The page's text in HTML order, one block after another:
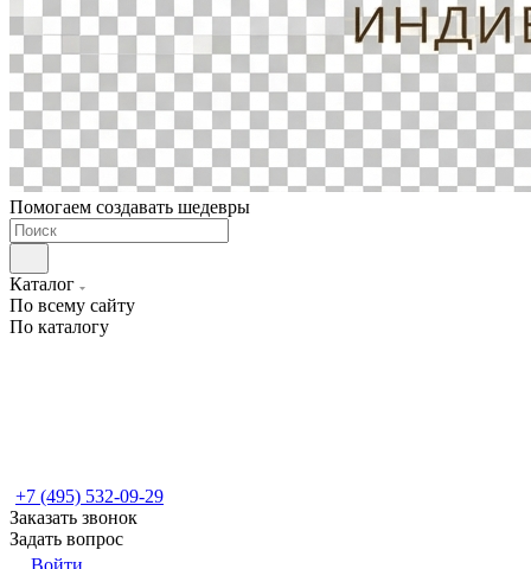
Помогаем создавать шедевры
Каталог
По всему сайту
По каталогу
+7 (495) 532-09-29
Заказать звонок
Задать вопрос
Войти